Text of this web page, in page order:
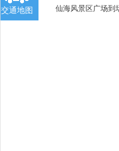
交通地图 仙海风景区广场到